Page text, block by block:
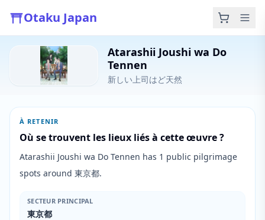
Otaku Japan
Atarashii Joushi wa Do
Tennen
新しい上司はど天然
À RETENIR
Où se trouvent les lieux liés à cette œuvre ?
Atarashii Joushi wa Do Tennen has 1 public pilgrimage
spots around 東京都.
SECTEUR PRINCIPAL
東京都